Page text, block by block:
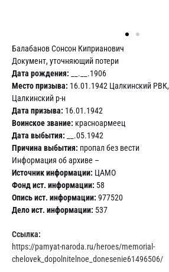
Балабанов Сонсон Киприанович
Документ, уточняющий потери
Дата рождения: __.__.1906
Место призыва: 16.01.1942 Цалкинский
Цалкинский р-н
Дата призыва: 16.01.1942
Воинское звание: красноармеец
Дата выбытия: __.05.1942
Причина выбытия: пропал без вести
Информация об архиве –
Источник информации: ЦАМО
Фонд ист. информации: 58
Опись ист. информации: 977520
Дело ист. информации: 537
Ссылка:
https://pamyat-naroda.ru/heroes/memorial-
chelovek_dopolnitelnoe_donesenie61496506/